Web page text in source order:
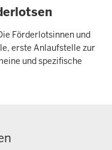
Förderlotsinnen und
erste Anlaufstelle zur
und spezifische